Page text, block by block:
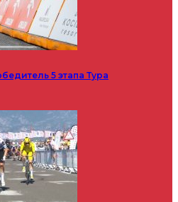
5 этапа Тура